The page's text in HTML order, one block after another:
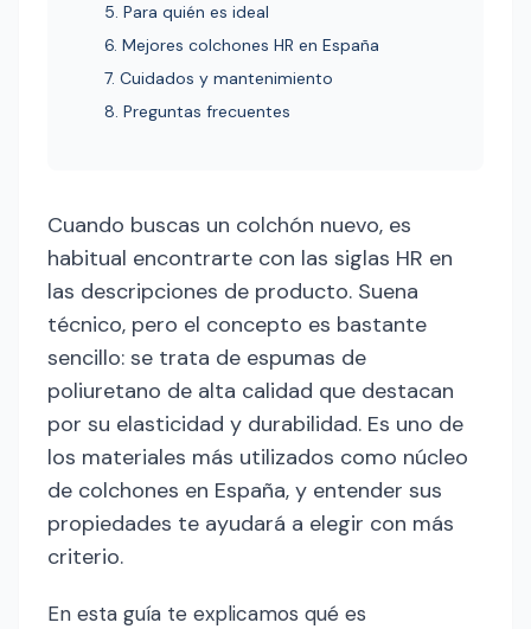
5. Para quién es ideal
6. Mejores colchones HR en España
7. Cuidados y mantenimiento
8. Preguntas frecuentes
Cuando buscas un colchón nuevo, es
habitual encontrarte con las siglas HR en
las descripciones de producto. Suena
técnico, pero el concepto es bastante
sencillo: se trata de espumas de
poliuretano de alta calidad que destacan
por su elasticidad y durabilidad. Es uno de
los materiales más utilizados como núcleo
de colchones en España, y entender sus
propiedades te ayudará a elegir con más
criterio.
En esta guía te explicamos qué es